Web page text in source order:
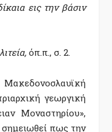
εις την βάσιν
όπ.π., σ. 2.
γεωργική
Μοναστηρίου»,
σημειωθεί πως την